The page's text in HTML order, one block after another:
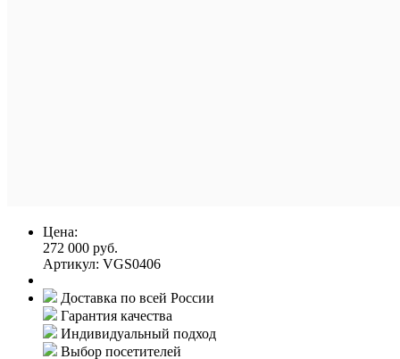
Цена:
272 000 руб.
Артикул: VGS0406
Доставка по всей России
Гарантия качества
Индивидуальный подход
Выбор посетителей